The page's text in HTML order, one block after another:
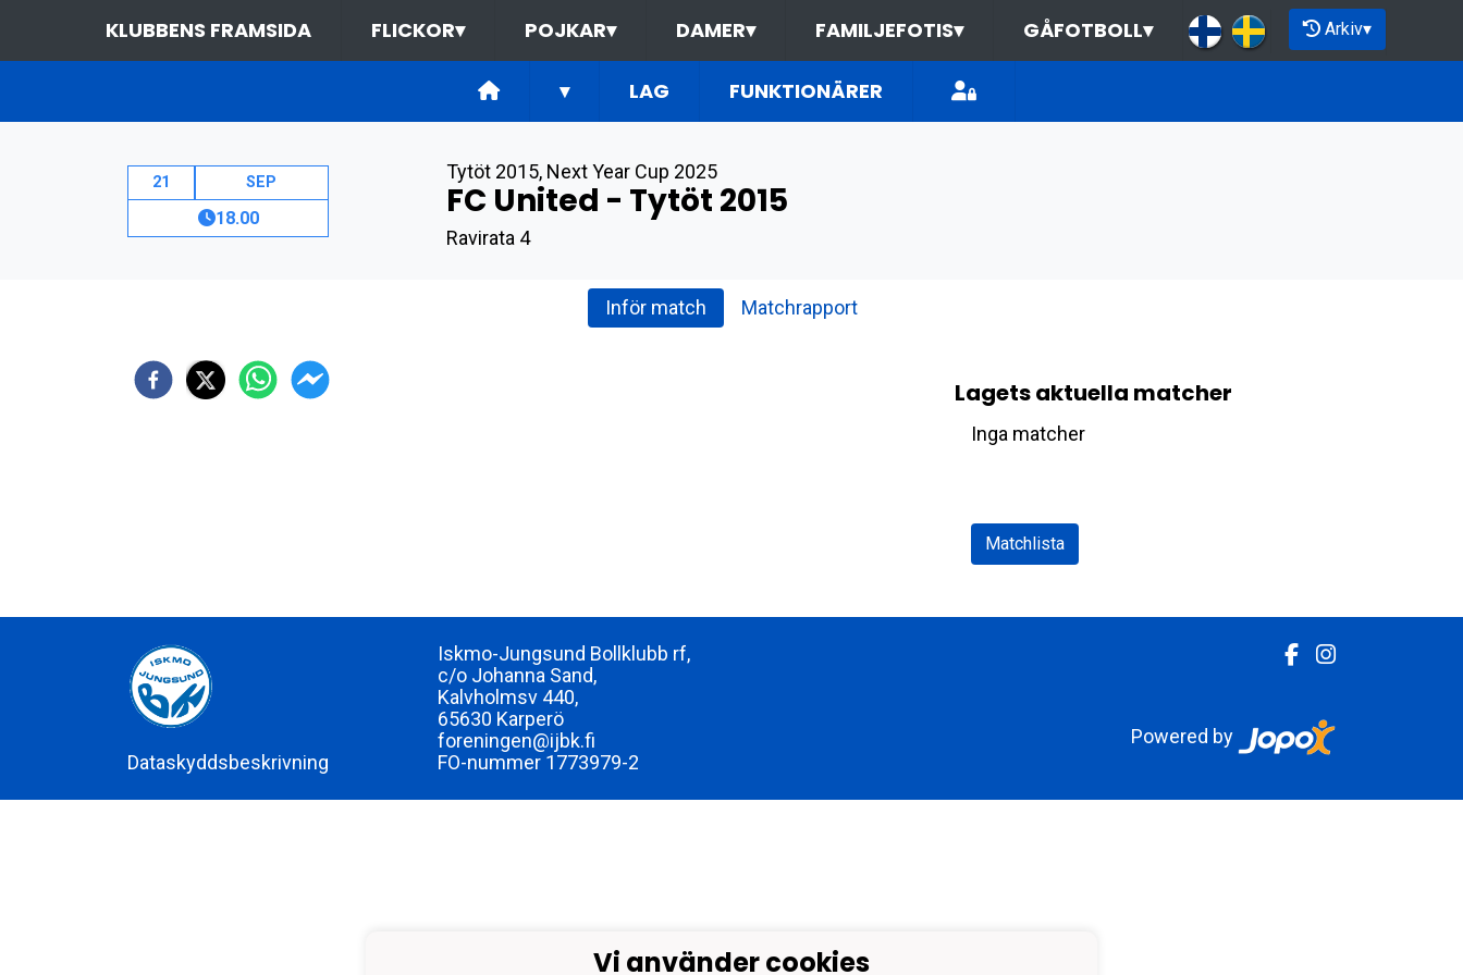
KLUBBENS FRAMSIDA FLICKOR▾ POJKAR▾ DAMER▾ FAMILJEFOTIS▾ GÅFOTBOLL▾ Arkiv▾
▾ LAG FUNKTIONÄRER
21 SEP
18.00
Tytöt 2015, Next Year Cup 2025
FC United - Tytöt 2015
Ravirata 4
Inför match Matchrapport
Lagets aktuella matcher
Inga matcher
Matchlista
Dataskyddsbeskrivning
Iskmo-Jungsund Bollklubb rf,
c/o Johanna Sand,
Kalvholmsv 440,
65630 Karperö
foreningen@ijbk.fi
FO-nummer 1773979-2
Powered by
Vi använder cookies